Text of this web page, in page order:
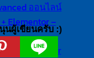
ออนไลน์
Elementor –
x Elementor
นผู้เขียนครับ :)